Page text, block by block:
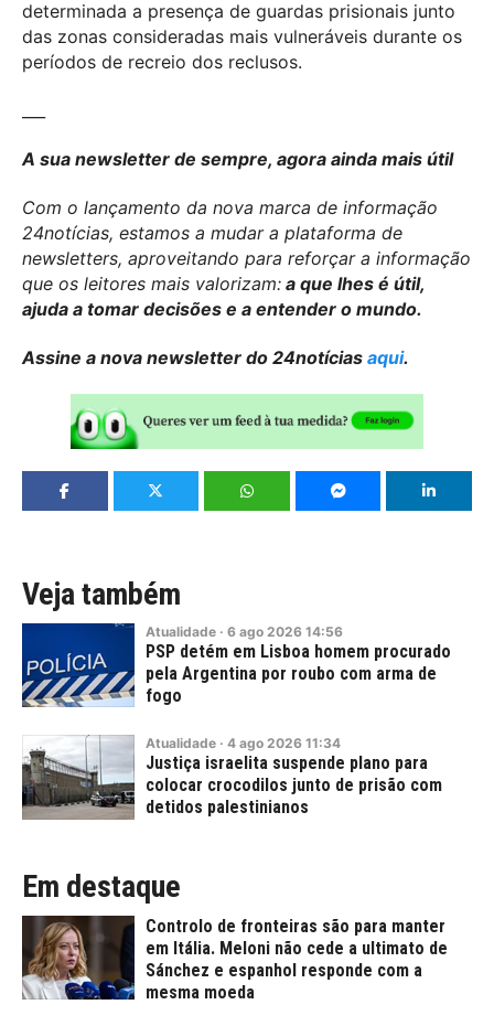
determinada a presença de guardas prisionais junto
das zonas consideradas mais vulneráveis durante os
períodos de recreio dos reclusos.
A sua newsletter de sempre, agora ainda mais útil
Com o lançamento da nova marca de informação
24notícias, estamos a mudar a plataforma de
newsletters, aproveitando para reforçar a informação
que os leitores mais valorizam: a que lhes é útil,
ajuda a tomar decisões e a entender o mundo.
Assine a nova newsletter do 24notícias aqui.
Veja também
Atualidade · 6 ago 2026 14:56
PSP detém em Lisboa homem procurado
pela Argentina por roubo com arma de
fogo
Atualidade · 4 ago 2026 11:34
Justiça israelita suspende plano para
colocar crocodilos junto de prisão com
detidos palestinianos
Em destaque
Controlo de fronteiras são para manter
em Itália. Meloni não cede a ultimato de
Sánchez e espanhol responde com a
mesma moeda